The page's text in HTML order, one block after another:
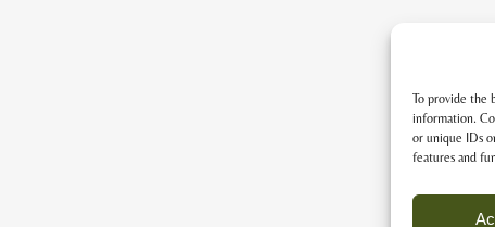
To provide the
information.
or unique IDs
features and